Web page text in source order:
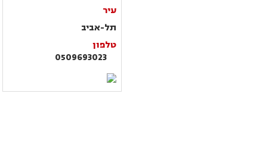
עיר
תל-אביב
טלפון
0509693023